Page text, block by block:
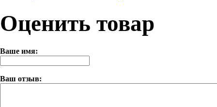
Оценить товар
Ваше имя:
Ваш отзыв: